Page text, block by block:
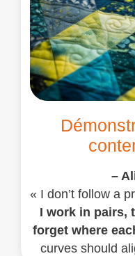
–
« I don’t follow a
I work in pairs,
forget where
curves should